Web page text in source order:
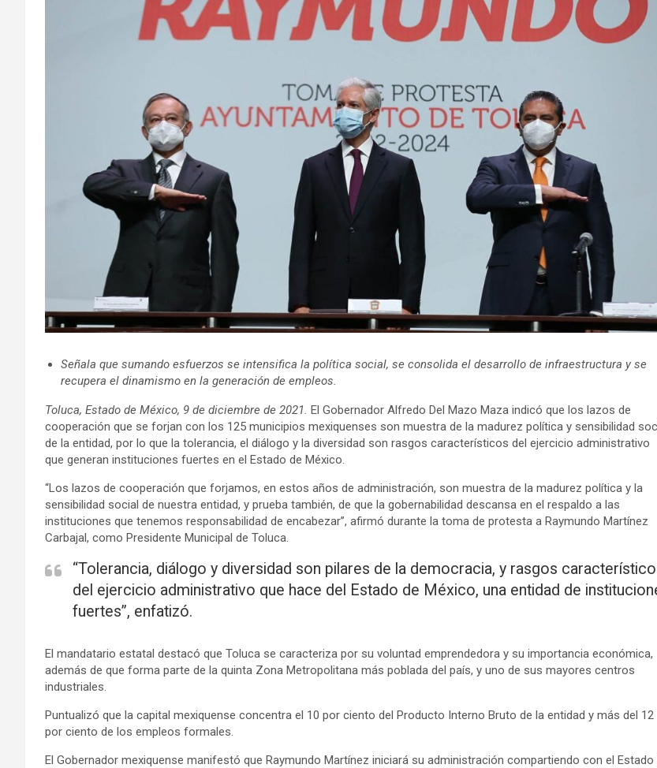
Señala que sumando esfuerzos se intensifica la política social, se consolida el desarrollo de infraestructura y se
recupera el dinamismo en la generación de empleos.
Toluca, Estado de México, 9 de diciembre de 2021. El Gobernador Alfredo Del Mazo Maza indicó que los lazos de
cooperación que se forjan con los 125 municipios mexiquenses son muestra de la madurez política y sensibilidad
de la entidad, por lo que la tolerancia, el diálogo y la diversidad son rasgos característicos del ejercicio administrativo
que generan instituciones fuertes en el Estado de México.
“Los lazos de cooperación que forjamos, en estos años de administración, son muestra de la madurez política y la
sensibilidad social de nuestra entidad, y prueba también, de que la gobernabilidad descansa en el respaldo a las
instituciones que tenemos responsabilidad de encabezar”, afirmó durante la toma de protesta a Raymundo Martínez
Carbajal, como Presidente Municipal de Toluca.
“Tolerancia, diálogo y diversidad son pilares de la democracia, y rasgos
del ejercicio administrativo que hace del Estado de México, una entidad de
fuertes”, enfatizó.
El mandatario estatal destacó que Toluca se caracteriza por su voluntad emprendedora y su importancia económica,
además de que forma parte de la quinta Zona Metropolitana más poblada del país, y uno de sus mayores centros
industriales.
Puntualizó que la capital mexiquense concentra el 10 por ciento del Producto Interno Bruto de la entidad y más del 12
por ciento de los empleos formales.
El Gobernador mexiquense manifestó que Raymundo Martínez iniciará su administración compartiendo con el Estado